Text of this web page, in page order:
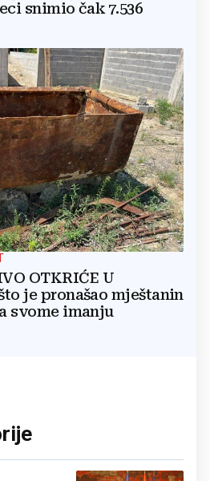
snimio čak 7.536
OTKRIĆE U
je pronašao mještanin
svome imanju